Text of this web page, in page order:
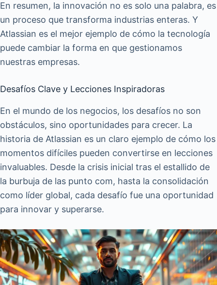
En resumen, la innovación no es solo una palabra, es
un proceso que transforma industrias enteras. Y
Atlassian es el mejor ejemplo de cómo la tecnología
puede cambiar la forma en que gestionamos
nuestras empresas.
Desafíos Clave y Lecciones Inspiradoras
En el mundo de los negocios, los desafíos no son
obstáculos, sino oportunidades para crecer. La
historia de Atlassian es un claro ejemplo de cómo los
momentos difíciles pueden convertirse en lecciones
invaluables. Desde la crisis inicial tras el estallido de
la burbuja de las punto com, hasta la consolidación
como líder global, cada desafío fue una oportunidad
para innovar y superarse.